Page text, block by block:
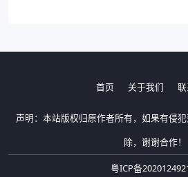
首页 关于我们
声明：本站版权归原作者所有，如果有侵
除，谢谢合作！
粤ICP备